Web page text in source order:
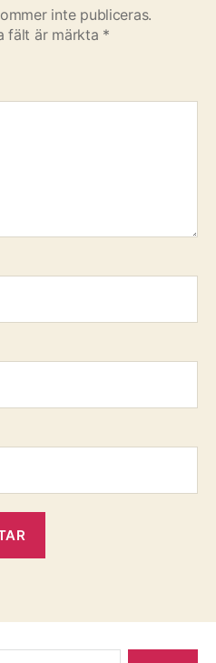
inte publiceras.
fält är märkta *